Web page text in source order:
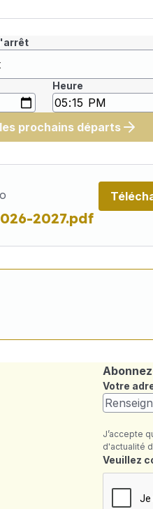
Heure
prochains départs
2027.pdf
Votre
J’accepte
d'actualité
Champ
Veuillez